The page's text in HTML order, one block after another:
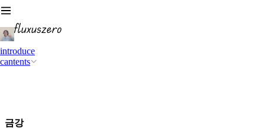
introduce
cantents
금강